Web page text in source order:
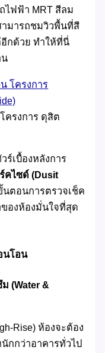
ไฟฟ้า MRT สีลม
ามารถชมวิวพื้นที่สี
กด้วย ทำให้ที่นี่
น
ครงการ ดุสิต
ร์เบื้องหลังการ
คไซด์ (Dusit
นตอนการตรวจเช็ค
ของห้องมั่นใจที่สุด
นโอน
(Water &
Rise) ห้องจะต้อง
กกว่าอาคารทั่วไป